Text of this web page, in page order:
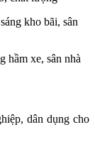
dân dụng cho